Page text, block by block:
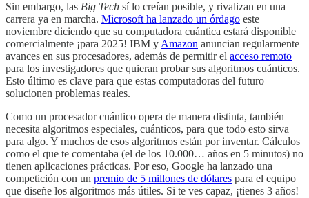
Sin embargo, las Big Tech sí lo creían posible, y rivalizan en una
carrera ya en marcha. Microsoft ha lanzado un órdago este
noviembre diciendo que su computadora cuántica estará disponible
comercialmente ¡para 2025! IBM y Amazon anuncian regularmente
avances en sus procesadores, además de permitir el acceso remoto
para los investigadores que quieran probar sus algoritmos cuánticos.
Esto último es clave para que estas computadoras del futuro
solucionen problemas reales.
Como un procesador cuántico opera de manera distinta, también
necesita algoritmos especiales, cuánticos, para que todo esto sirva
para algo. Y muchos de esos algoritmos están por inventar. Cálculos
como el que te comentaba (el de los 10.000… años en 5 minutos) no
tienen aplicaciones prácticas. Por eso, Google ha lanzado una
competición con un premio de 5 millones de dólares para el equipo
que diseñe los algoritmos más útiles. Si te ves capaz, ¡tienes 3 años!